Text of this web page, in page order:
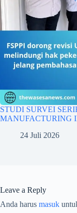
STUDI SURVEI
MANUFACTURING
24 Juli 2026
Leave a Reply
Anda harus masuk